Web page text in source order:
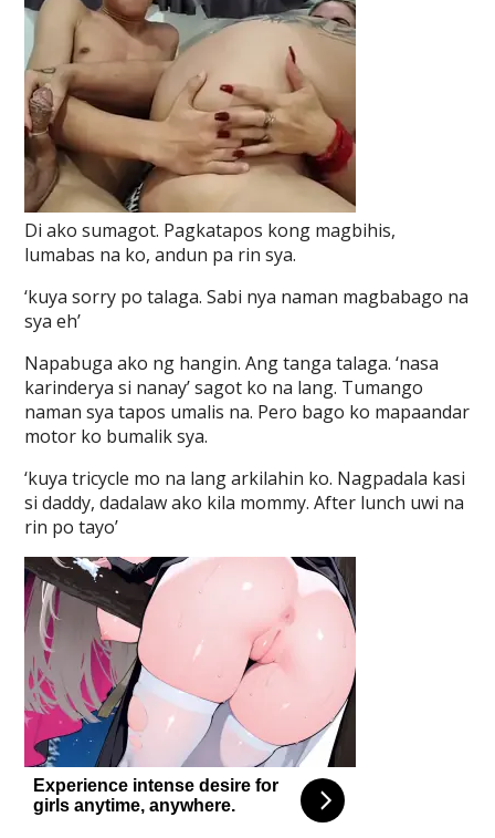
Di ako sumagot. Pagkatapos kong magbihis,
lumabas na ko, andun pa rin sya.
‘kuya sorry po talaga. Sabi nya naman magbabago na
sya eh’
Napabuga ako ng hangin. Ang tanga talaga. ‘nasa
karinderya si nanay’ sagot ko na lang. Tumango
naman sya tapos umalis na. Pero bago ko mapaandar
motor ko bumalik sya.
‘kuya tricycle mo na lang arkilahin ko. Nagpadala kasi
si daddy, dadalaw ako kila mommy. After lunch uwi na
rin po tayo’